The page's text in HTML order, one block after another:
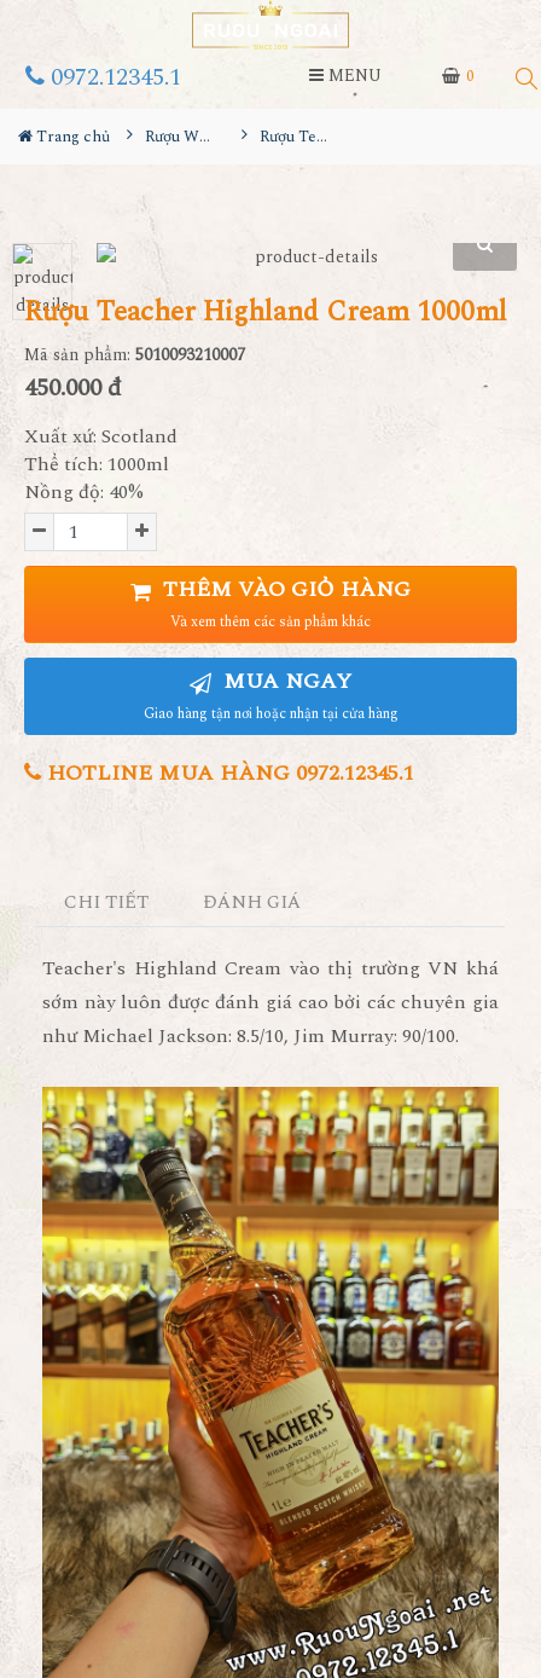
0
0972.12345.1 MENU
Trang chủ Rượu Whisky Rượu Teacher Highland Cream 1000ml
Rượu Teacher Highland Cream 1000ml
Mã sản phẩm: 5010093210007
450.000 đ
Xuất xứ: Scotland
Thể tích: 1000ml
Nồng độ: 40%
THÊM VÀO GIỎ HÀNG
Và xem thêm các sản phẩm khác
MUA NGAY
Giao hàng tận nơi hoặc nhận tại cửa hàng
HOTLINE MUA HÀNG 0972.12345.1
CHI TIẾT ĐÁNH GIÁ
Teacher's Highland Cream vào thị trường VN khá
sớm này luôn được đánh giá cao bởi các chuyên gia
như Michael Jackson: 8.5/10, Jim Murray: 90/100.